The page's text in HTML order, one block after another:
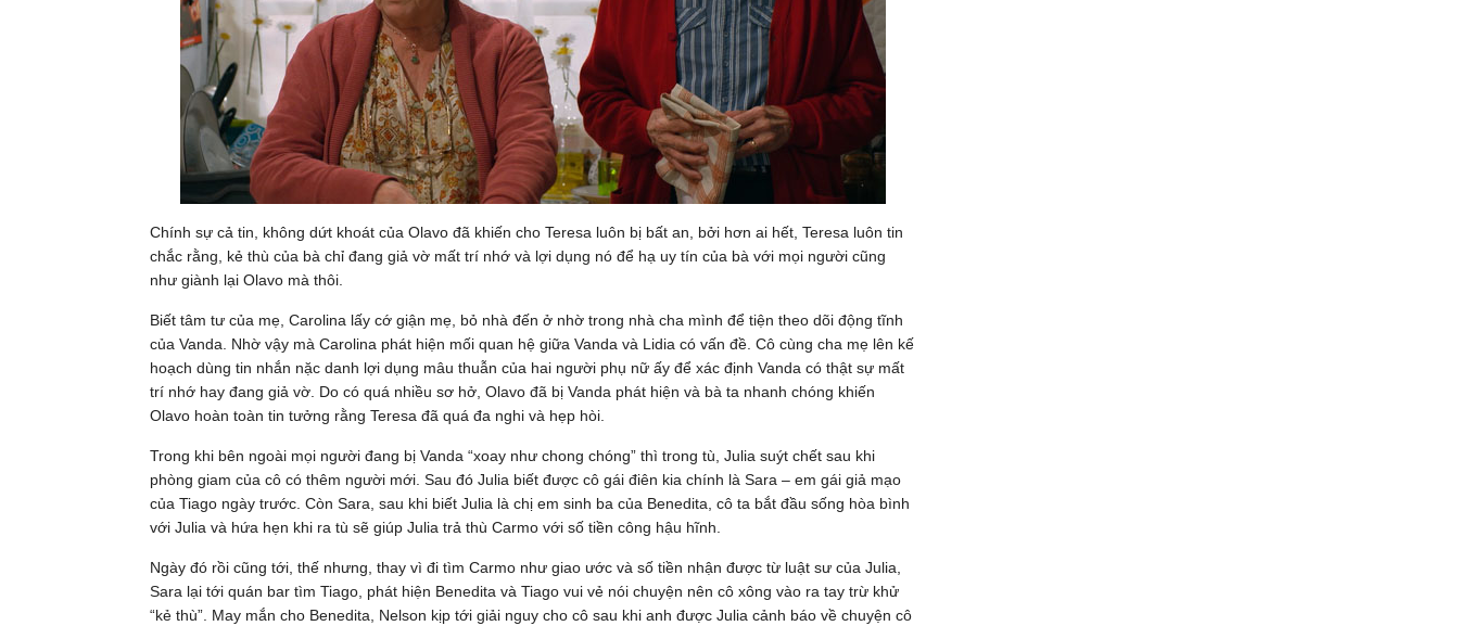
Chính sự cả tin, không dứt khoát của Olavo đã khiến cho Teresa luôn bị bất an, bởi hơn ai hết, Teresa luôn tin
chắc rằng, kẻ thù của bà chỉ đang giả vờ mất trí nhớ và lợi dụng nó để hạ uy tín của bà với mọi người cũng
như giành lại Olavo mà thôi.
Biết tâm tư của mẹ, Carolina lấy cớ giận mẹ, bỏ nhà đến ở nhờ trong nhà cha mình để tiện theo dõi động tĩnh
của Vanda. Nhờ vậy mà Carolina phát hiện mối quan hệ giữa Vanda và Lidia có vấn đề. Cô cùng cha mẹ lên kế
hoạch dùng tin nhắn nặc danh lợi dụng mâu thuẫn của hai người phụ nữ ấy để xác định Vanda có thật sự mất
trí nhớ hay đang giả vờ. Do có quá nhiều sơ hở, Olavo đã bị Vanda phát hiện và bà ta nhanh chóng khiến
Olavo hoàn toàn tin tưởng rằng Teresa đã quá đa nghi và hẹp hòi.
Trong khi bên ngoài mọi người đang bị Vanda “xoay như chong chóng” thì trong tù, Julia suýt chết sau khi
phòng giam của cô có thêm người mới. Sau đó Julia biết được cô gái điên kia chính là Sara – em gái giả mạo
của Tiago ngày trước. Còn Sara, sau khi biết Julia là chị em sinh ba của Benedita, cô ta bắt đầu sống hòa bình
với Julia và hứa hẹn khi ra tù sẽ giúp Julia trả thù Carmo với số tiền công hậu hĩnh.
Ngày đó rồi cũng tới, thế nhưng, thay vì đi tìm Carmo như giao ước và số tiền nhận được từ luật sư của Julia,
Sara lại tới quán bar tìm Tiago, phát hiện Benedita và Tiago vui vẻ nói chuyện nên cô xông vào ra tay trừ khử
“kẻ thù”. May mắn cho Benedita, Nelson kịp tới giải nguy cho cô sau khi anh được Julia cảnh báo về chuyện cô